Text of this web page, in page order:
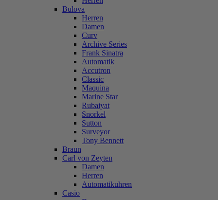
Bulova
Herren
Damen
Curv
Archive Series
Frank Sinatra
Automatik
Accutron
Classic
Maquina
Marine Star
Rubaiyat
Snorkel
Sutton
Surveyor
Tony Bennett
Braun
Carl von Zeyten
Damen
Herren
Automatikuhren
Casio